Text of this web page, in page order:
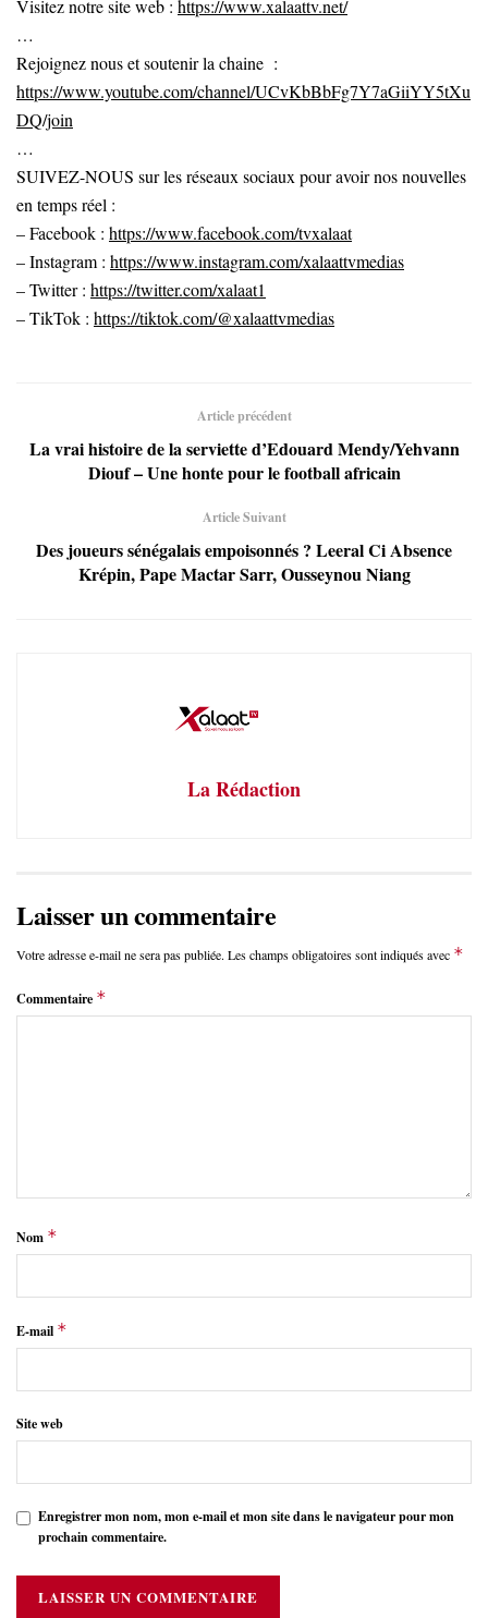
Visitez notre site web : https://www.xalaattv.net/
…
Rejoignez nous et soutenir la chaine :
https://www.youtube.com/channel/UCvKbBbFg7Y7aGiiYY5tXu
DQ/join
…
SUIVEZ-NOUS sur les réseaux sociaux pour avoir nos nouvelles
en temps réel :
– Facebook : https://www.facebook.com/tvxalaat
– Instagram : https://www.instagram.com/xalaattvmedias
– Twitter : https://twitter.com/xalaat1
– TikTok : https://tiktok.com/@xalaattvmedias
Article précédent
La vrai histoire de la serviette d’Edouard Mendy/Yehvann
Diouf – Une honte pour le football africain
Article Suivant
Des joueurs sénégalais empoisonnés ? Leeral Ci Absence
Krépin, Pape Mactar Sarr, Ousseynou Niang
La Rédaction
Laisser un commentaire
Votre adresse e-mail ne sera pas publiée. Les champs obligatoires sont indiqués avec *
Commentaire *
Nom *
E-mail *
Site web
Enregistrer mon nom, mon e-mail et mon site dans le navigateur pour mon
prochain commentaire.